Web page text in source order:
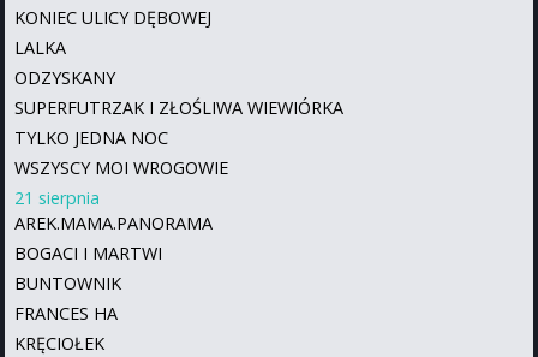
KONIEC ULICY DĘBOWEJ
LALKA
ODZYSKANY
SUPERFUTRZAK I ZŁOŚLIWA WIEWIÓRKA
TYLKO JEDNA NOC
WSZYSCY MOI WROGOWIE
21 sierpnia
AREK.MAMA.PANORAMA
BOGACI I MARTWI
BUNTOWNIK
FRANCES HA
KRĘCIOŁEK